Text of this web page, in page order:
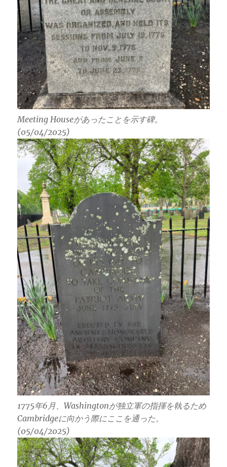
Meeting Houseがあったことを示す碑。
(05/04/2025)
1775年6月、Washingtonが独立軍の指揮を執るため
Cambridgeに向かう際にここを通った。
(05/04/2025)